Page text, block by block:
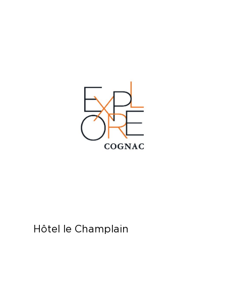
Hôtel le Champlain